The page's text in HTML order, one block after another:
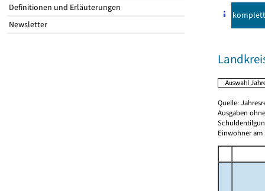
Definitionen und Erläuterungen
Newsletter
komplett
Quelle:
Ausgaben
Einwohner am